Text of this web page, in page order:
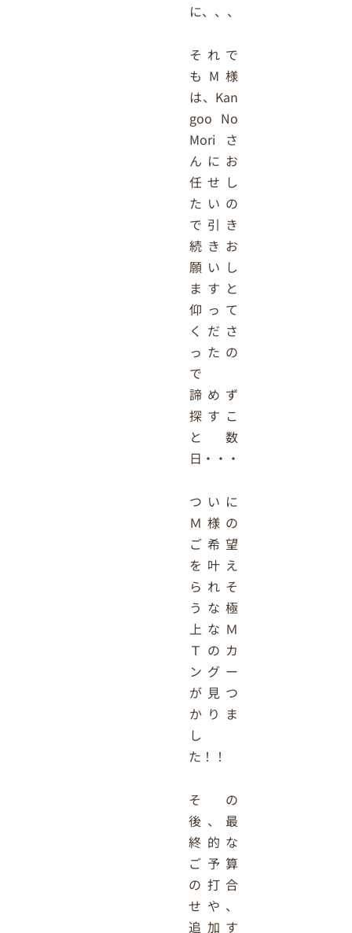
に、、、
それで
もM様
は、Kan
goo No
Moriさ
んにお
任せし
たいの
で引き
続きお
願いし
ますと
仰って
くださ
ったの
で
諦めず
探すこ
と数
日・・・
ついに
Ｍ様の
ご希望
を叶え
られそ
うな極
上なＭ
Ｔのカ
ングー
が見つ
かりま
し
た！！
その
後、最
終的な
ご予算
の打合
せや、
追加す